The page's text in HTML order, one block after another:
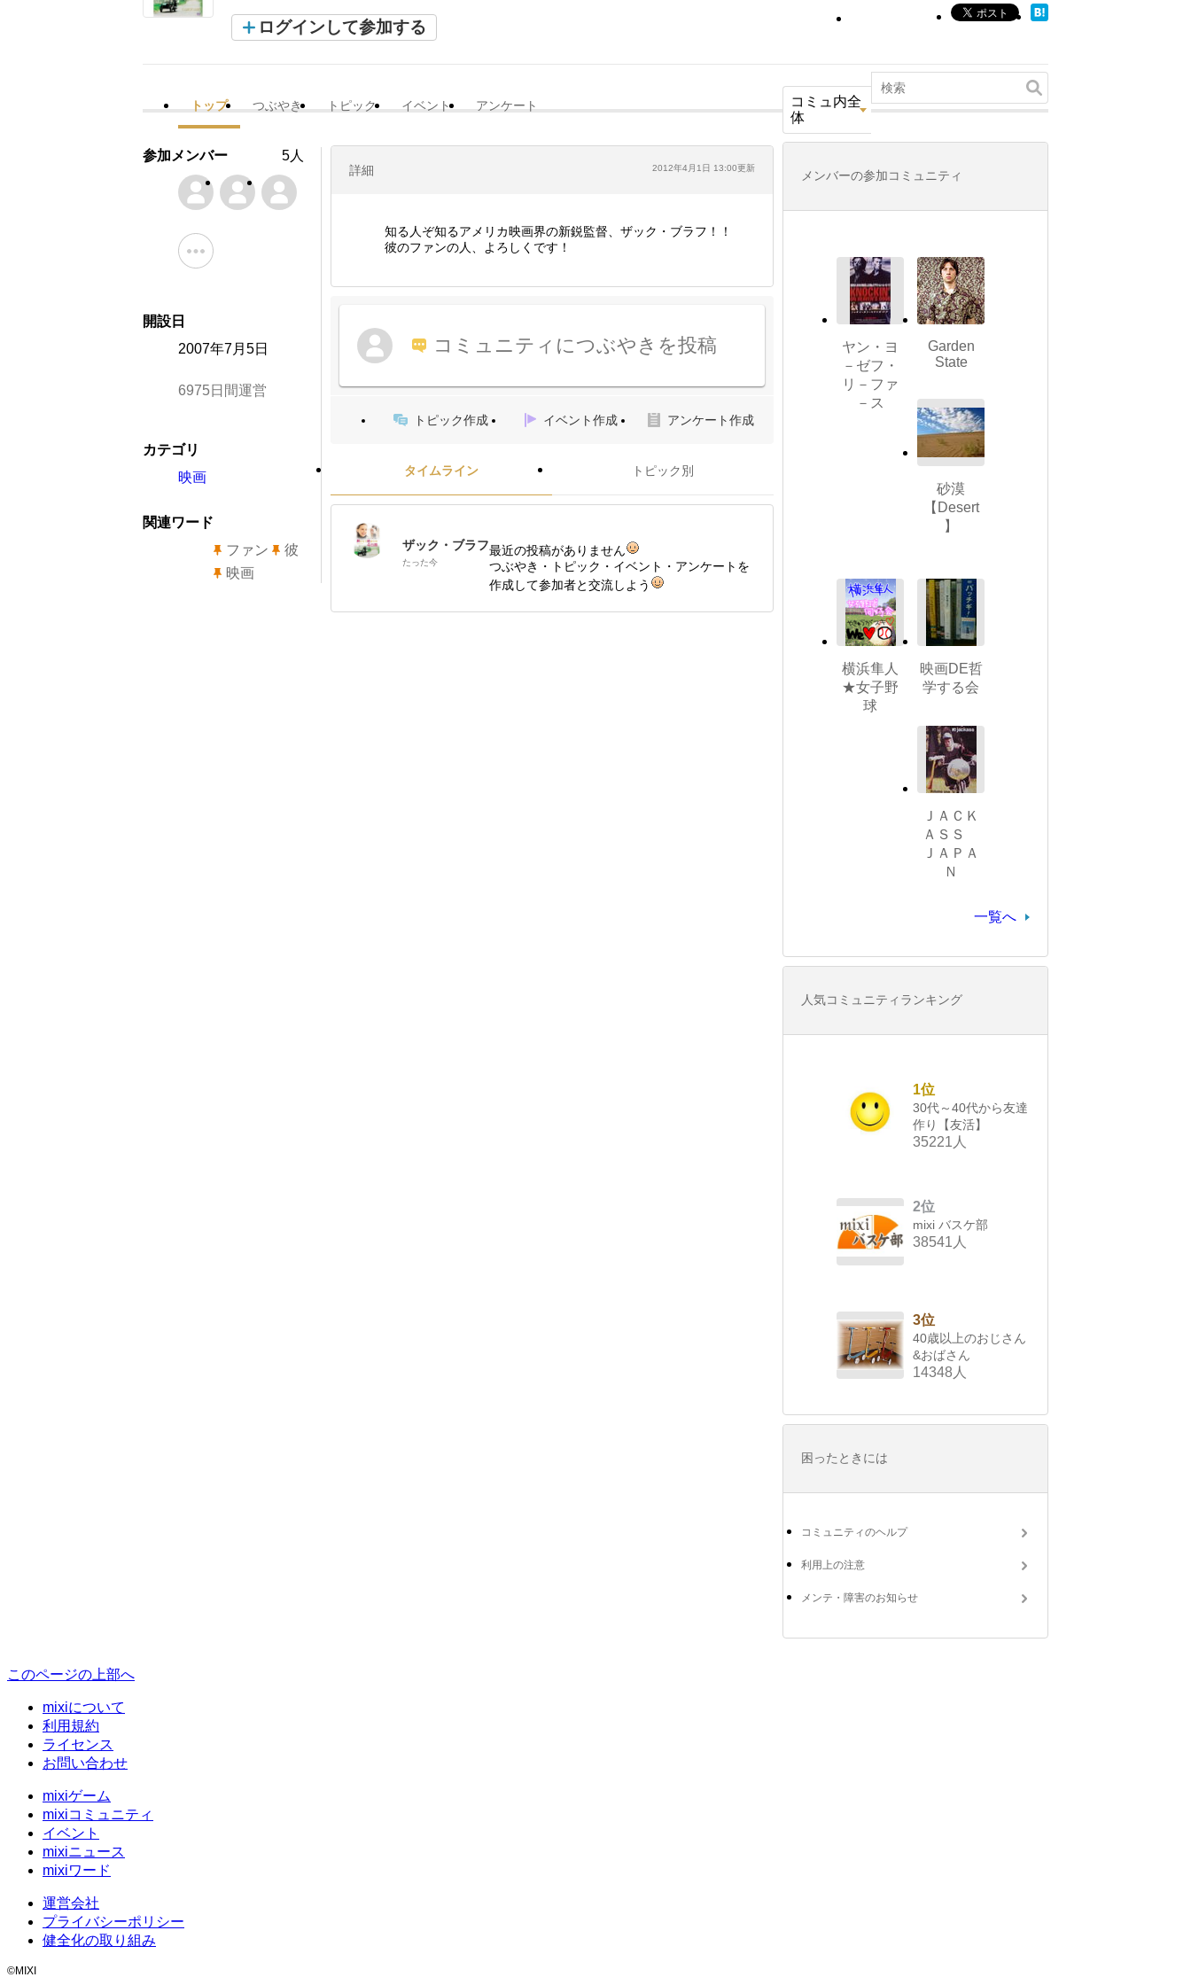
ログインして参加する
トップ つぶやき トピック イベント アンケート
コミュ内全
体
詳細 2012年4月1日 13:00更新
知る人ぞ知るアメリカ映画界の新鋭監督、ザック・ブラフ！！
彼のファンの人、よろしくです！
コミュニティにつぶやきを投稿
トピック作成 イベント作成 アンケート作成
タイムライン トピック別
ザック・ブラフ
たった今
最近の投稿がありません
つぶやき・トピック・イベント・アンケートを
作成して参加者と交流しよう
参加メンバー 5人
開設日
2007年7月5日
6975日間運営
カテゴリ
映画
関連ワード
ファン
彼
映画
メンバーの参加コミュニティ
ヤン・ヨ
－ゼフ・
リ－ファ
－ス
Garden
State
砂漠
【Desert
】
横浜隼人
★女子野
球
映画DE哲
学する会
ＪＡＣＫ
ＡＳＳ
ＪＡＰＡ
Ｎ
一覧へ
人気コミュニティランキング
1位
30代～40代から友達
作り【友活】
35221人
2位
mixi バスケ部
38541人
3位
40歳以上のおじさん
&おばさん
14348人
困ったときには
コミュニティのヘルプ
利用上の注意
メンテ・障害のお知らせ
このページの上部へ
mixiについて
利用規約
ライセンス
お問い合わせ
mixiゲーム
mixiコミュニティ
イベント
mixiニュース
mixiワード
運営会社
プライバシーポリシー
健全化の取り組み
©MIXI